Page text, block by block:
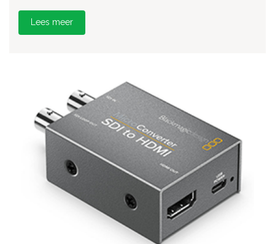
Lees meer